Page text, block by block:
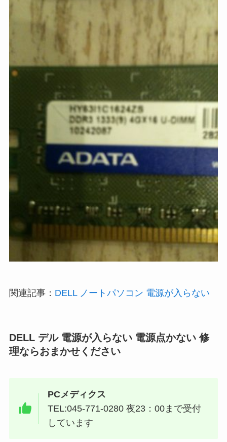
関連記事： DELL ノートパソコン 電源が入らない
DELL デル 電源が入らない 電源点かない 修
理ならおまかせください
PCメディクス
TEL:045-771-0280 夜23：00まで受付
しています